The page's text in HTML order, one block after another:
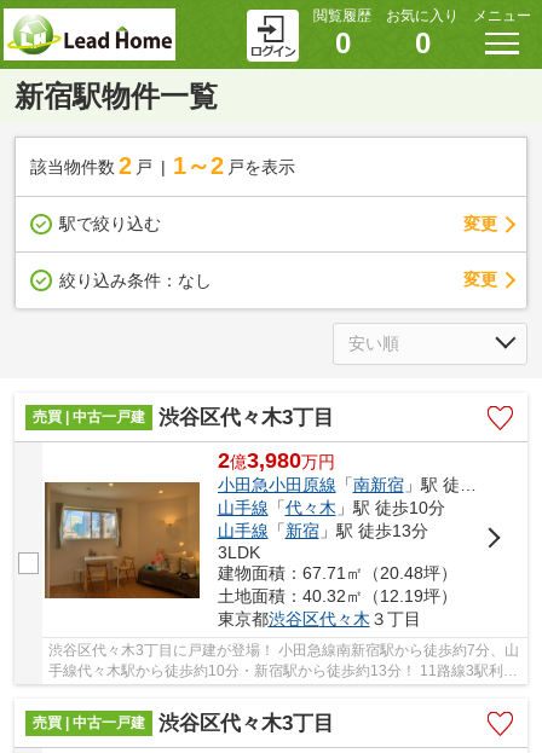
閲覧履歴
0
お気に入り
0
メニュー
新宿駅物件一覧
該当物件数 2 戸 1～2 戸を表示
駅で絞り込む 変更
絞り込み条件： なし 変更
売買 | 中古一戸建 渋谷区代々木3丁目
2億3,980万円
小田急小田原線 「南新宿」駅 徒歩7分
山手線 「代々木 」駅 徒歩10分
山手線 「新宿」駅 徒歩13分
3LDK
建物面積：67.71㎡（20.48坪）
土地面積：40.32㎡（12.19坪）
東京都渋谷区代々木 ３丁目
渋谷区代々木3丁目に戸建が登場！ 小田急線南新宿駅から徒歩約7分、山
手線代々木駅から徒歩約10分・新宿駅から徒歩約13分！ 11路線3駅利用
売買 | 中古一戸建
渋谷区代々木3丁目